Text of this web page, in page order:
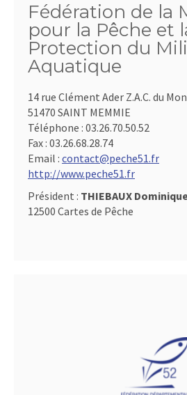
Fédération de la
pour la Pêche et
Protection du
Aquatique
14 rue Clément Ader Z.A.C. du
51470 SAINT MEMMIE
Téléphone : 03.26.70.50.52
Fax : 03.26.68.28.74
Email : contact@peche51.fr
http://www.peche51.fr
Président : THIEBAUX
12500 Cartes de Pêche